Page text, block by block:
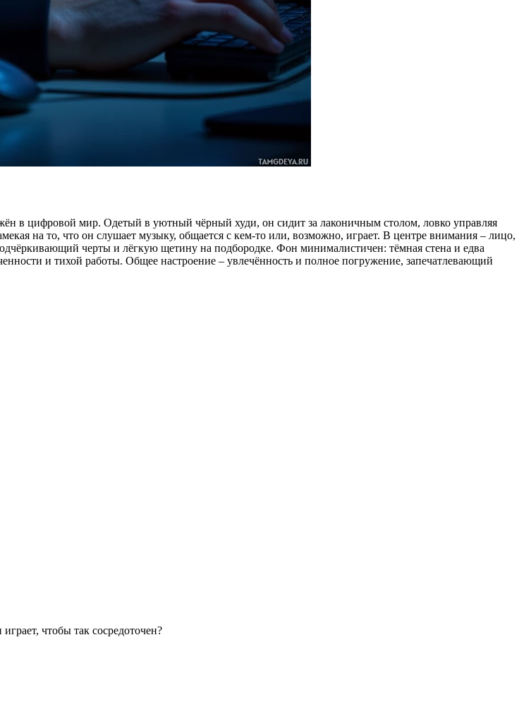
в цифровой мир. Одетый в уютный чёрный худи, он сидит за лаконичным столом, ловко управляя
на то, что он слушает музыку, общается с кем-то или, возможно, играет. В центре внимания – лицо,
черты и лёгкую щетину на подбородке. Фон минималистичен: тёмная стена и едва
и тихой работы. Общее настроение – увлечённость и полное погружение, запечатлевающий
чтобы так сосредоточен?